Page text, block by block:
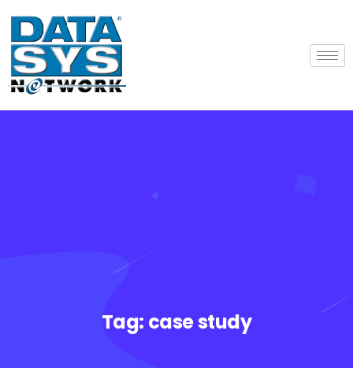
Tag: case study